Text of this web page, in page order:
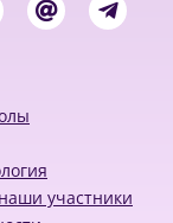
участники